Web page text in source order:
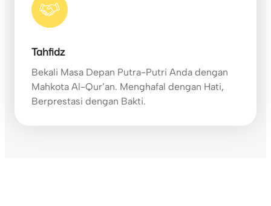
Tahfidz
Bekali Masa Depan Putra-Putri Anda dengan
Mahkota Al-Qur’an. Menghafal dengan Hati,
Berprestasi dengan Bakti.